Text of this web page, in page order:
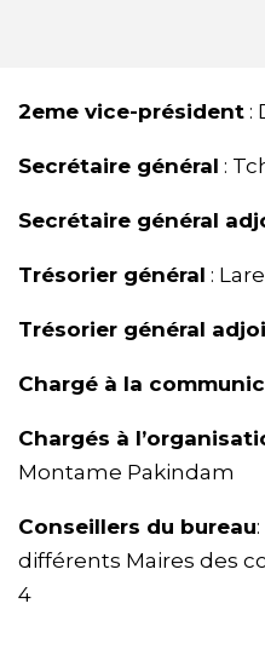
2eme vice-président :
Secrétaire général :
Secrétaire général
Trésorier général :
Trésorier général
Chargé à la
Chargés à
Montame Pakindam
Conseillers du bureau
différents Maires des
4